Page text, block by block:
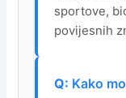
sportove,
povijesnih
Kako